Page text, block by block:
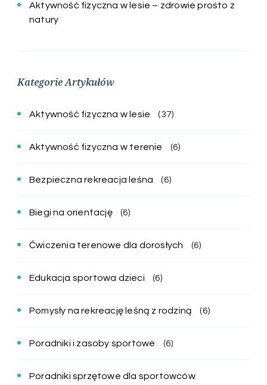
Aktywność fizyczna w lesie – zdrowie prosto z
natury
Kategorie Artykułów
Aktywność fizyczna w lesie (37)
Aktywność fizyczna w terenie (6)
Bezpieczna rekreacja leśna (6)
Biegi na orientację (6)
Ćwiczenia terenowe dla dorosłych (6)
Edukacja sportowa dzieci (6)
Pomysły na rekreację leśną z rodziną (6)
Poradniki i zasoby sportowe (6)
Poradniki sprzętowe dla sportowców